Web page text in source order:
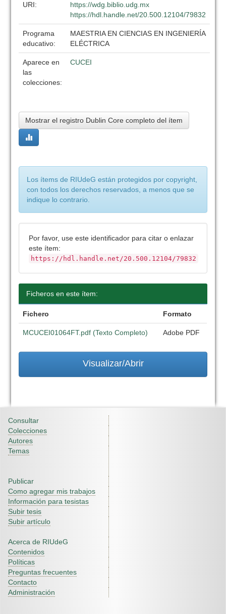
URI:
https://wdg.biblio.udg.mx
https://hdl.handle.net/20.500.12104/79832
Programa
educativo:
MAESTRIA EN CIENCIAS EN INGENIERÍA
ELÉCTRICA
Aparece en
las
colecciones:
CUCEI
Mostrar el registro Dublin Core completo del ítem
Los ítems de RIUdeG están protegidos por copyright,
con todos los derechos reservados, a menos que se
indique lo contrario.
Por favor, use este identificador para citar o enlazar
este ítem:
https://hdl.handle.net/20.500.12104/79832
Ficheros en este ítem:
Fichero Formato
MCUCEI01064FT.pdf (Texto Completo) Adobe PDF
Visualizar/Abrir
Consultar
Colecciones
Autores
Temas
Publicar
Como agregar mis trabajos
Información para tesistas
Subir tesis
Subir artículo
Acerca de RIUdeG
Contenidos
Políticas
Preguntas frecuentes
Contacto
Administración